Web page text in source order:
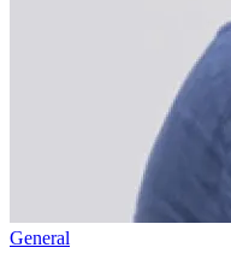
Publicado
General